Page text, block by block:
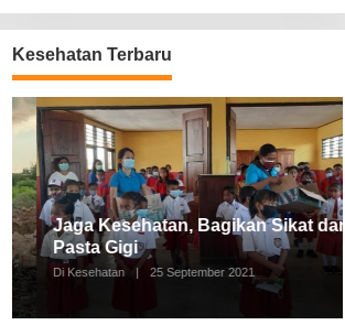
Kesehatan Terbaru
Jaga Kesehatan, Bagikan Sikat dan
Pasta Gigi
Di Kesehatan | 25 September 2021